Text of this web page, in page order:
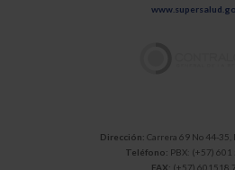
Dirección: Carrera 69 No 44-35,
Teléfono: PBX: (+57)
FAX: (+57) 601518